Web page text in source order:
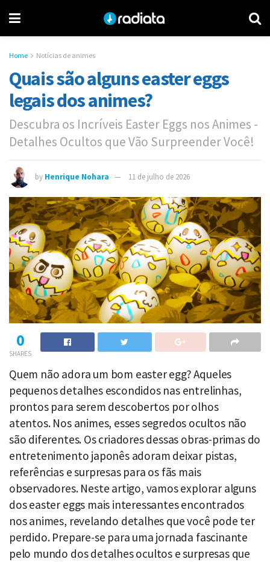
Home Notícias de animes
Quais são alguns easter eggs
legais dos animes?
Descubra os Incríveis Easter Eggs nos Animes -
Detalhes Ocultos que Vão Surpreender Você!
by Henrique Nohara 11 de julho de 2026
0
SHARES
Quem não adora um bom easter egg? Aqueles
pequenos detalhes escondidos nas entrelinhas,
prontos para serem descobertos por olhos
atentos. Nos animes, esses segredos ocultos não
são diferentes. Os criadores dessas obras-primas do
entretenimento japonês adoram deixar pistas,
referências e surpresas para os fãs mais
observadores. Neste artigo, vamos explorar alguns
dos easter eggs mais interessantes encontrados
nos animes, revelando detalhes que você pode ter
perdido. Prepare-se para uma jornada fascinante
pelo mundo dos detalhes ocultos e surpresas que